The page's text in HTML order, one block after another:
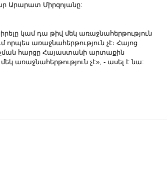
Արարատ Միրզոյանը:
կամ դա թիվ մեկ առաջնահերթություն
որպես առաջնահերթություն չէ։ Հայոց
հարցը Հայաստանի արտաքին
առաջնահերթություն չէ», - ասել է նա: